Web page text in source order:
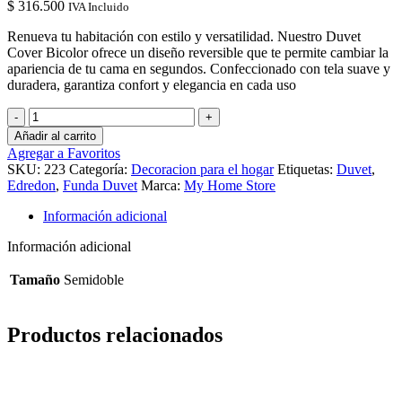
$ 316.500 IVA Incluido
Renueva tu habitación con estilo y versatilidad. Nuestro Duvet
Cover Bicolor ofrece un diseño reversible que te permite cambiar la
apariencia de tu cama en segundos. Confeccionado con tela suave y
duradera, garantiza confort y elegancia en cada uso
Edredón
Cover
Cuadros
Bicolor
Azul
Oscuro
Gris
Claro
Semidoble
Añadir al carrito
Agregar a Favoritos
SKU: 223 Categoría: Decoracion para el hogar Etiquetas: Duvet,
Edredon, Funda Duvet Marca: My Home Store
Información adicional
Información adicional
Tamaño Semidoble
Productos relacionados